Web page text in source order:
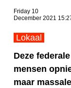
Friday 10
December 2021
Lokaal
Deze
mensen
maar